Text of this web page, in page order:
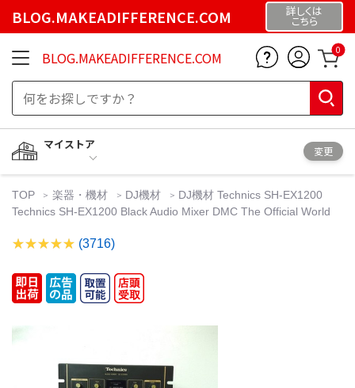
BLOG.MAKEADIFFERENCE.COM 詳しくは
こちら
BLOG.MAKEADIFFERENCE.COM 0
マイストア
変更
TOP 楽器・機材 DJ機材
DJ機材 Technics SH-EX1200
Technics SH-EX1200 Black Audio Mixer DMC The Official World
(3716)